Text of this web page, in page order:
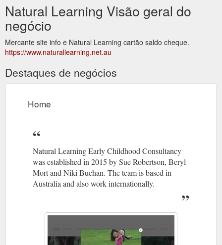
Natural Learning Visão geral do
negócio
Mercante site info e Natural Learning cartão saldo cheque.
https://www.naturallearning.net.au
Destaques de negócios
Home
Natural Learning Early Childhood Consultancy
was established in 2015 by Sue Robertson, Beryl
Mort and Niki Buchan. The team is based in
Australia and also work internationally.